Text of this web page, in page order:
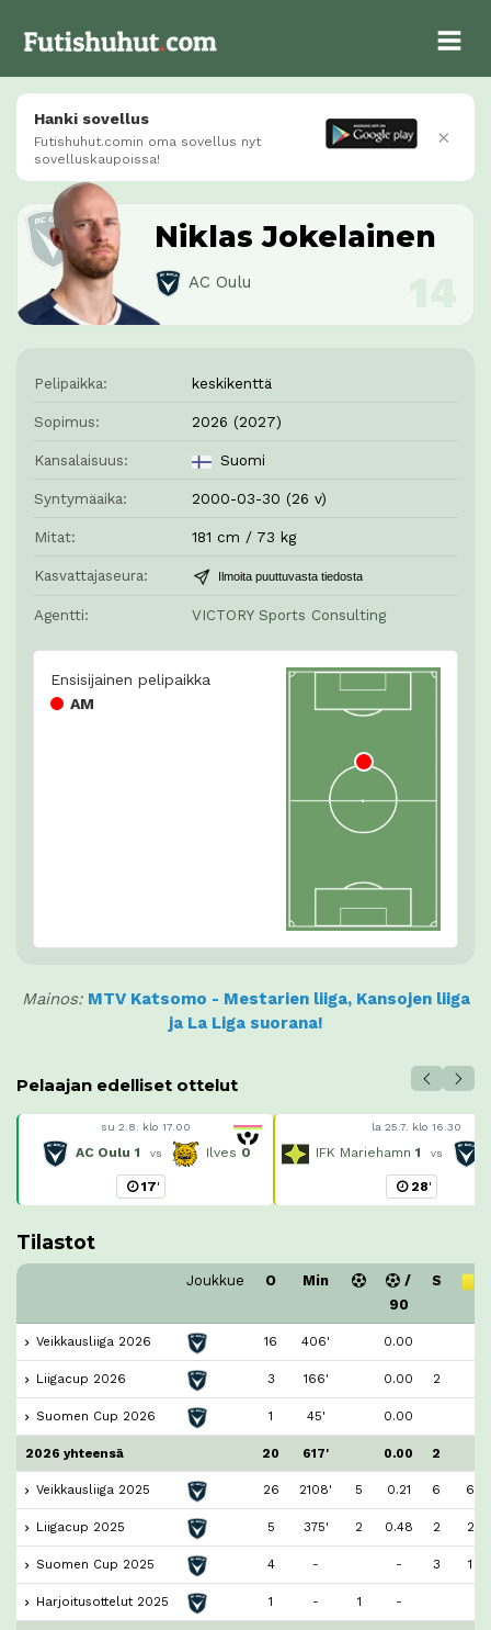
Hanki sovellus
Futishuhut.comin oma sovellus nyt
sovelluskaupoissa!
×
Niklas Jokelainen
AC Oulu
Pelipaikka: keskikenttä
Sopimus: 2026 (2027)
Kansalaisuus: Suomi
Syntymäaika: 2000-03-30 (26 v)
Mitat: 181 cm / 73 kg
Kasvattajaseura: Ilmoita puuttuvasta tiedosta
Agentti: VICTORY Sports Consulting
Ensisijainen pelipaikka
AM
Mainos: MTV Katsomo - Mestarien liiga, Kansojen liiga
ja La Liga suorana!
Pelaajan edelliset ottelut
su 2.8. klo 17.00
AC Oulu 1 vs Ilves 0
17'
la 25.7. klo 16.30
IFK Mariehamn 1 vs
28'
Tilastot
Joukkue O Min
/
90
S
Veikkausliiga 2026 16 406' 0.00
Liigacup 2026 3 166' 0.00 2
Suomen Cup 2026 1 45' 0.00
2026 yhteensä 20 617' 0.00 2
Veikkausliiga 2025 26 2108' 5 0.21 6 6
Liigacup 2025 5 375' 2 0.48 2 2
Suomen Cup 2025 4 - - 3 1
Harjoitusottelut 2025 1 - 1 -